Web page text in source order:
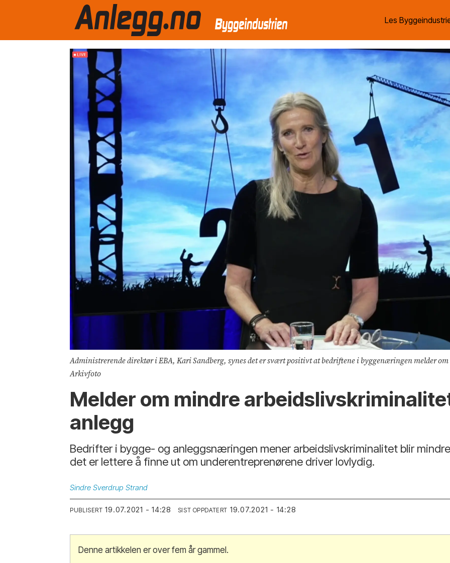
Les
Administrerende direktør i EBA, Kari Sandberg, synes det er svært positivt at bedriftene i byggenæringen melder
Arkivfoto
Melder om mindre
anlegg
Bedrifter i bygge- og anleggsnæringen mener arbeidslivskriminalitet blir
det er lettere å finne ut om underentreprenørene driver lovlydig.
Sindre Sverdrup Strand
PUBLISERT 19.07.2021 - 14:28 SIST OPPDATERT 19.07.2021 - 14:28
Denne artikkelen er over fem år gammel.